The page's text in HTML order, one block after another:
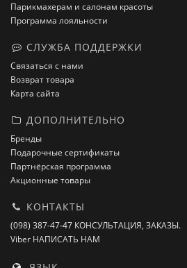
Парикмахерам и салонам красоты
Программа лояльности
СЛУЖБА ПОДДЕРЖКИ
Связаться с нами
Возврат товара
Карта сайта
ДОПОЛНИТЕЛЬНО
Бренды
Подарочные сертификаты
Партнёрская программа
Акционные товары
КОНТАКТЫ
(098) 387-47-47 КОНСУЛЬТАЦИЯ, ЗАКАЗЫ.
Viber НАПИСАТЬ НАМ